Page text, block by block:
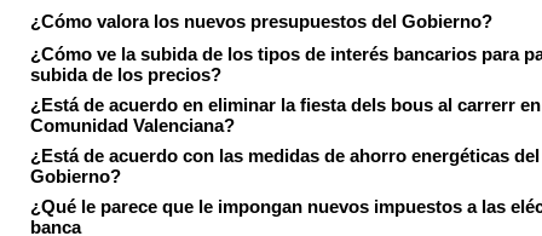
¿Cómo valora los nuevos presupuestos del Gobierno?
¿Cómo ve la subida de los tipos de interés bancarios para
subida de los precios?
¿Está de acuerdo en eliminar la fiesta dels bous al carrerr
Comunidad Valenciana?
¿Está de acuerdo con las medidas de ahorro energéticas del
Gobierno?
¿Qué le parece que le impongan nuevos impuestos a las
banca